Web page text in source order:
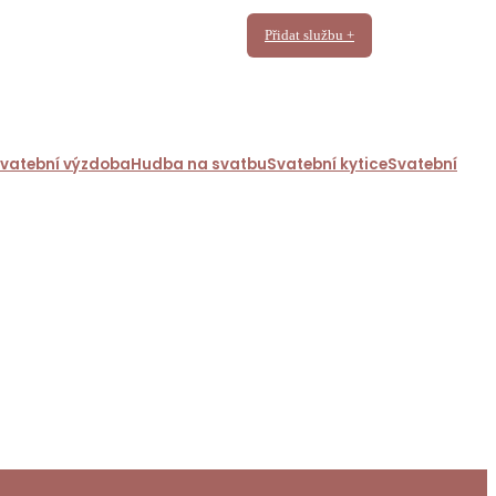
Přidat službu +
výzdobaHudba na svatbuSvatební kyticeSvatební